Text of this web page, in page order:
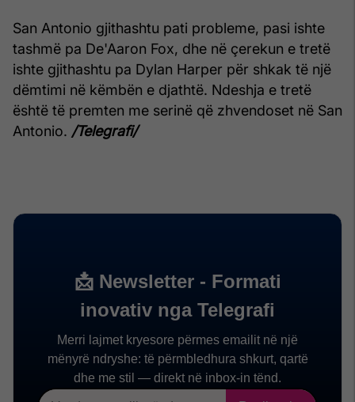
San Antonio gjithashtu pati probleme, pasi ishte
tashmë pa De'Aaron Fox, dhe në çerekun e tretë
ishte gjithashtu pa Dylan Harper për shkak të një
dëmtimi në këmbën e djathtë. Ndeshja e tretë
është të premten me serinë që zhvendoset në San
Antonio. /Telegrafi/